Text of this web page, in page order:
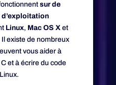
sur de
Linux, Mac OS Xet
Il existe de nombreux
vous aider à
et à écrire du code